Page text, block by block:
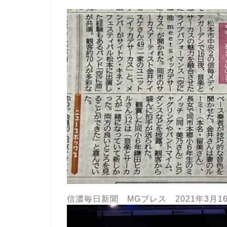
信濃毎日新聞 MGプレス 2021年3月